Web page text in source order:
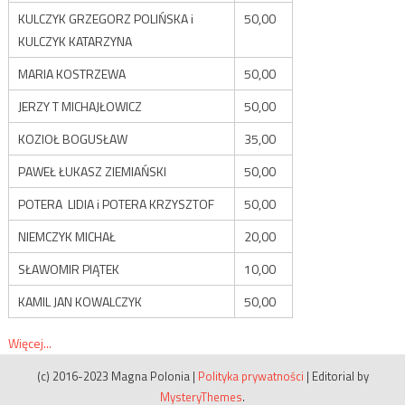
KULCZYK GRZEGORZ POLIŃSKA i
KULCZYK KATARZYNA
50,00
MARIA KOSTRZEWA
50,00
JERZY T MICHAJŁOWICZ
50,00
KOZIOŁ BOGUSŁAW
35,00
PAWEŁ ŁUKASZ ZIEMIAŃSKI
50,00
POTERA LIDIA i POTERA KRZYSZTOF
50,00
NIEMCZYK MICHAŁ
20,00
SŁAWOMIR PIĄTEK
10,00
KAMIL JAN KOWALCZYK
50,00
Więcej...
(c) 2016-2023 Magna Polonia | Polityka prywatności | Editorial by
MysteryThemes.